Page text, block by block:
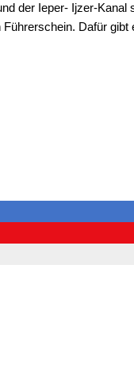
der Ieper- Ijzer-
Dafür